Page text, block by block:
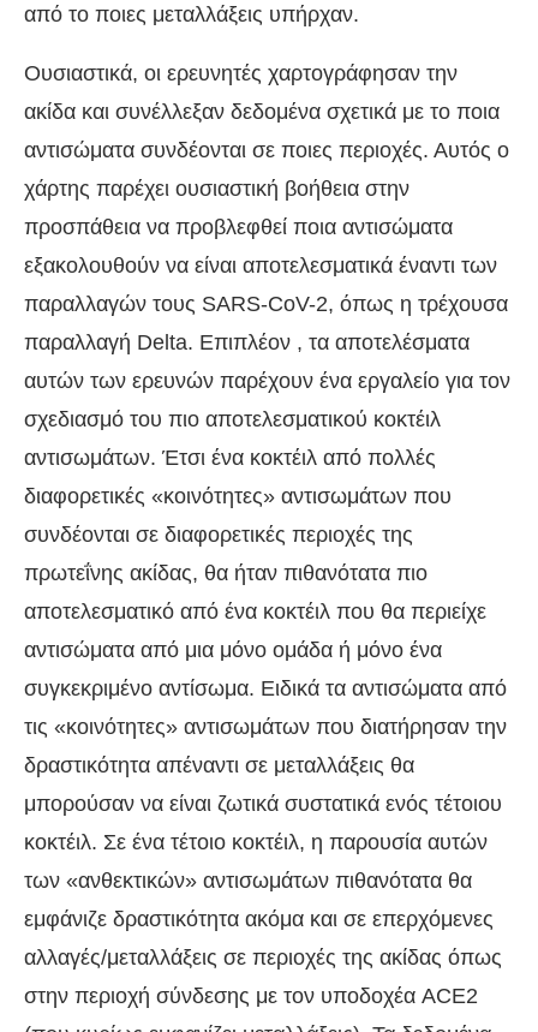
από το ποιες μεταλλάξεις υπήρχαν.
Ουσιαστικά, οι ερευνητές χαρτογράφησαν την
ακίδα και συνέλλεξαν δεδομένα σχετικά με το ποια
αντισώματα συνδέονται σε ποιες περιοχές. Αυτός ο
χάρτης παρέχει ουσιαστική βοήθεια στην
προσπάθεια να προβλεφθεί ποια αντισώματα
εξακολουθούν να είναι αποτελεσματικά έναντι των
παραλλαγών τους SARS-CoV-2, όπως η τρέχουσα
παραλλαγή Delta. Επιπλέον , τα αποτελέσματα
αυτών των ερευνών παρέχουν ένα εργαλείο για τον
σχεδιασμό του πιο αποτελεσματικού κοκτέιλ
αντισωμάτων. Έτσι ένα κοκτέιλ από πολλές
διαφορετικές «κοινότητες» αντισωμάτων που
συνδέονται σε διαφορετικές περιοχές της
πρωτεΐνης ακίδας, θα ήταν πιθανότατα πιο
αποτελεσματικό από ένα κοκτέιλ που θα περιείχε
αντισώματα από μια μόνο ομάδα ή μόνο ένα
συγκεκριμένο αντίσωμα. Ειδικά τα αντισώματα από
τις «κοινότητες» αντισωμάτων που διατήρησαν την
δραστικότητα απέναντι σε μεταλλάξεις θα
μπορούσαν να είναι ζωτικά συστατικά ενός τέτοιου
κοκτέιλ. Σε ένα τέτοιο κοκτέιλ, η παρουσία αυτών
των «ανθεκτικών» αντισωμάτων πιθανότατα θα
εμφάνιζε δραστικότητα ακόμα και σε επερχόμενες
αλλαγές/μεταλλάξεις σε περιοχές της ακίδας όπως
στην περιοχή σύνδεσης με τον υποδοχέα ACE2